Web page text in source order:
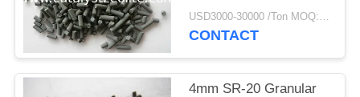
USD3000-30000 /Ton MOQ:1 KG
CONTACT
4mm SR-20 Granular